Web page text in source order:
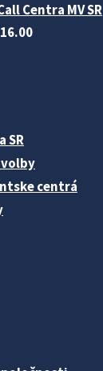
Centra MV SR
SR
centrá